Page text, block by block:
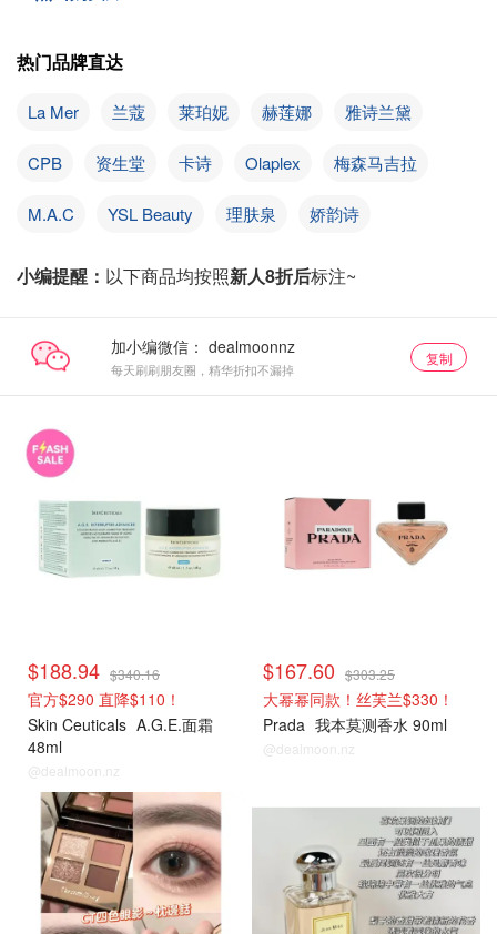
热门品牌直达
La Mer 兰蔻 莱珀妮 赫莲娜 雅诗兰黛
CPB 资生堂 卡诗 Olaplex 梅森马吉拉
M.A.C YSL Beauty 理肤泉 娇韵诗
小编提醒： 以下商品均按照新人8折后标注~
加小编微信：
每天刷刷朋友圈，精华折扣不漏掉
复制
热销单品
$188.94 $340.16
官方$290 直降$110！
Skin Ceuticals A.G.E.面霜
48ml
@dealmoon.nz
$167.60 $303.25
大幂幂同款！丝芙兰$330！
Prada 我本莫测香水 90ml
@dealmoon.nz
热销单品 热销单品